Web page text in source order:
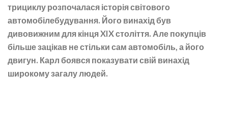
трициклу розпочалася історія світового
автомобілебудування. Його винахід був
дивовижним для кінця XIX століття. Але покупців
більше зацікав не стільки сам автомобіль, а його
двигун. Карл боявся показувати свій винахід
широкому загалу людей.